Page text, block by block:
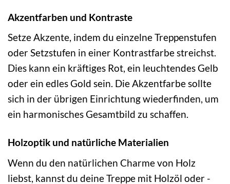
Akzentfarben und Kontraste
Setze Akzente, indem du einzelne Treppenstufen
oder Setzstufen in einer Kontrastfarbe streichst.
Dies kann ein kräftiges Rot, ein leuchtendes Gelb
oder ein edles Gold sein. Die Akzentfarbe sollte
sich in der übrigen Einrichtung wiederfinden, um
ein harmonisches Gesamtbild zu schaffen.
Holzoptik und natürliche Materialien
Wenn du den natürlichen Charme von Holz
liebst, kannst du deine Treppe mit Holzöl oder -